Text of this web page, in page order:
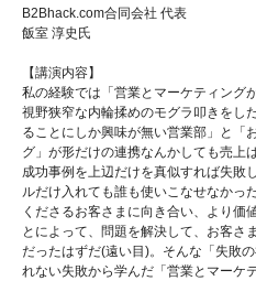
B2Bhack.com合同会社 代表
飯室 淳史氏
【講演内容】
私の経験では「営業とマーケティング
視野狭窄な内輪揉めのモグラ叩きをし
ることにしか興味が無い営業部」と「
グ」が形だけの連携なんかしても売上
成功事例を上辺だけを真似すれば失敗
ルだけ入れても誰も使いこなせなかっ
くださるお客さまに向き合い、より価
とによって、問題を解決して、お客さ
だったはずだ(遠い目)。そんな「失敗
れない失敗から学んだ「営業とマーケ